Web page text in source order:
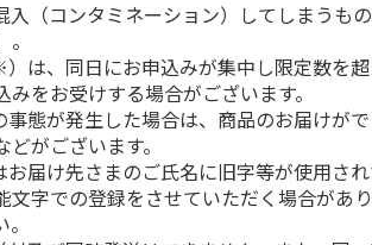
入（コンタミネーション）してしまうも
は、同日にお申込みが集中し限定数を
をお受けする場合がございます。
事態が発生した場合は、商品のお届けが
がございます。
届け先さまのご氏名に旧字等が使用さ
文字での登録をさせていただく場合があ